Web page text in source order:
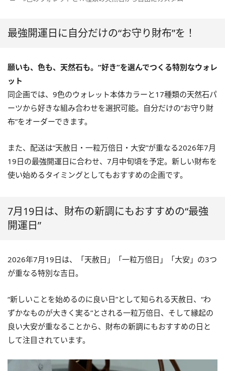
最強開運日に自分だけの“お守り財布”を！
願いも、色も、天然石も。“好き”を選んでつくる特別なウォレ
ット
同企画では、9色のウォレット本体カラーと17種類の天然石パ
ーツから好きな組み合わせを選択可能。自分だけの“お守り財
布”をオーダーできます。
また、配送は“天赦日・一粒万倍日・大安”が重なる2026年7月
19日の最強開運日に合わせ、7月中旬頃を予定。新しい財布を
使い始めるタイミングとしてもおすすめの企画です。
7月19日は、財布の新調にもおすすめの“最強
開運日”
2026年7月19日は、「天赦日」「一粒万倍日」「大安」の3つ
が重なる特別な吉日。
“新しいことを始めるのに良い日”として知られる天赦日、“わ
ずかなものが大きく実る”とされる一粒万倍日、そして縁起の
良い大安が重なることから、財布の新調にもおすすめの日と
して注目されています。